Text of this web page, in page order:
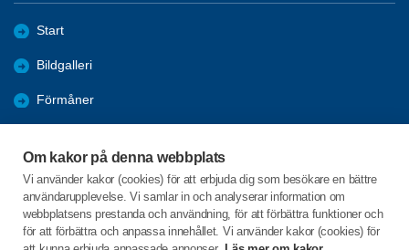
Om kakor på denna webbplats
Vi använder kakor (cookies) för att erbjuda dig som besökare en bättre
användarupplevelse. Vi samlar in och analyserar information om
webbplatsens prestanda och användning, för att förbättra funktioner och
för att förbättra och anpassa innehållet. Vi använder kakor (cookies) för
Start
Bildgalleri
Förmåner
Om föreningen
Aktiviteter